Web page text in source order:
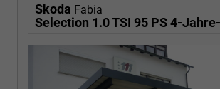
Skoda Fabia